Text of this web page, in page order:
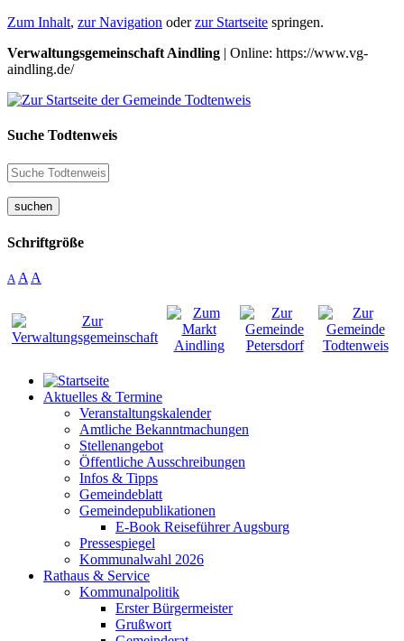
Zum Inhalt, zur Navigation oderzur Startseite springen.
Verwaltungsgemeinschaft Aindling | Online: https://www.vg-
aindling.de/
Suche Todtenweis
suchen
Schriftgröße
A A A
Aktuelles & Termine
Veranstaltungskalender
Amtliche Bekanntmachungen
Stellenangebot
Öffentliche Ausschreibungen
Infos & Tipps
Gemeindeblatt
Gemeindepublikationen
E-Book Reiseführer Augsburg
Pressespiegel
Kommunalwahl 2026
Rathaus & Service
Kommunalpolitik
Erster Bürgermeister
Grußwort